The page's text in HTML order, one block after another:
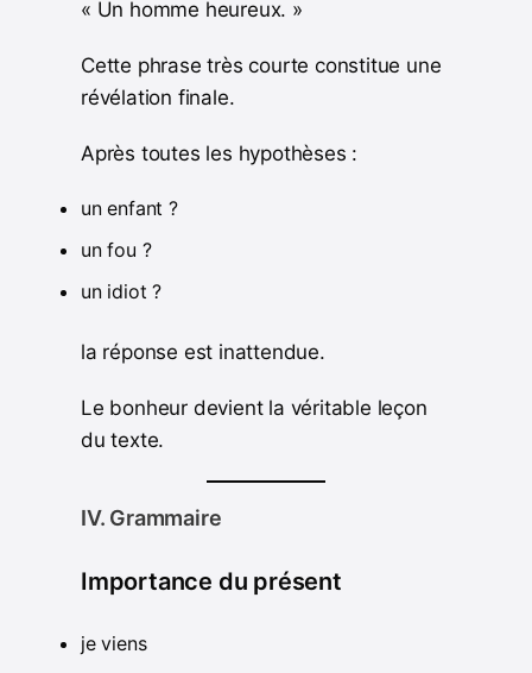
« Un homme heureux. »
Cette phrase très courte constitue une
révélation finale.
Après toutes les hypothèses :
un enfant ?
un fou ?
un idiot ?
la réponse est inattendue.
Le bonheur devient la véritable leçon
du texte.
IV. Grammaire
Importance du présent
je viens